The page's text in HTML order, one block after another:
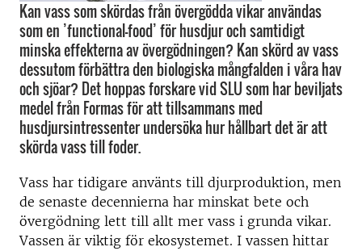
Kan vass som skördas från övergödda vikar användas
som en ’functional-food’ för husdjur och samtidigt
minska effekterna av övergödningen? Kan skörd av vass
dessutom förbättra den biologiska mångfalden i våra hav
och sjöar? Det hoppas forskare vid SLU som har beviljats
medel från Formas för att tillsammans med
husdjursintressenter undersöka hur hållbart det är att
skörda vass till foder.
Vass har tidigare använts till djurproduktion, men
de senaste decennierna har minskat bete och
övergödning lett till allt mer vass i grunda vikar.
Vassen är viktig för ekosystemet. I vassen hittar